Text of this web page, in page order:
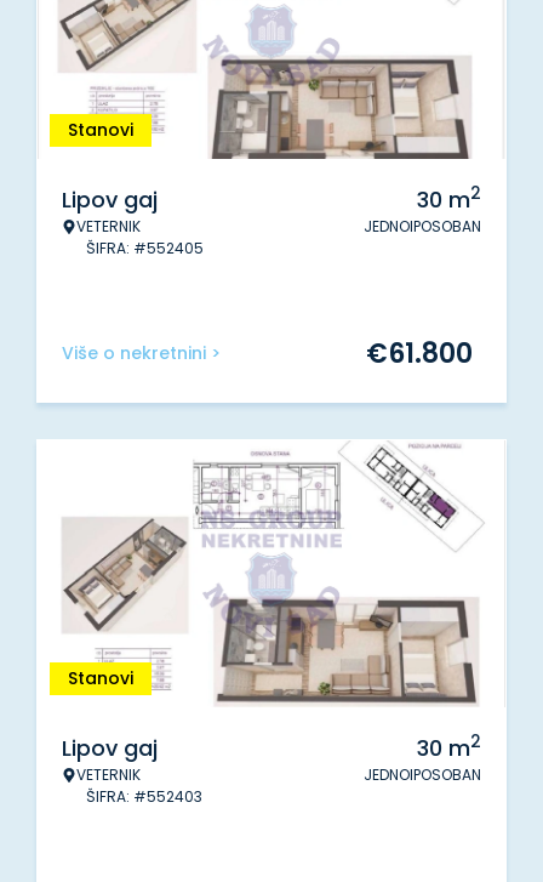
Stanovi
Lipov gaj
VETERNIK
ŠIFRA: #552405
30 m2
JEDNOIPOSOBAN
Više o nekretnini > €61.800
Stanovi
Lipov gaj
VETERNIK
ŠIFRA: #552403
30 m2
JEDNOIPOSOBAN